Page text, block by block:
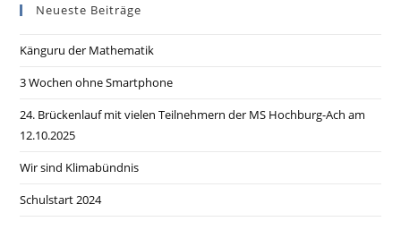
Neueste Beiträge
Känguru der Mathematik
3 Wochen ohne Smartphone
24. Brückenlauf mit vielen Teilnehmern der MS Hochburg-Ach am
12.10.2025
Wir sind Klimabündnis
Schulstart 2024